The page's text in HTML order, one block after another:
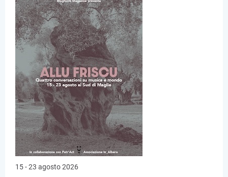
15 - 23 agosto 2026